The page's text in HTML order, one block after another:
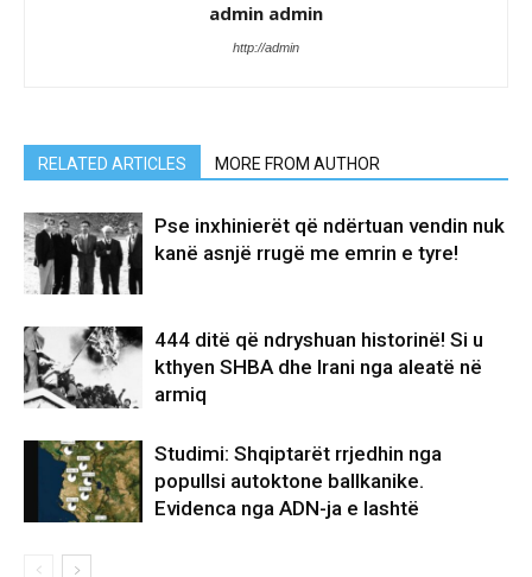
admin admin
http://admin
RELATED ARTICLES MORE FROM AUTHOR
Pse inxhinierët që ndërtuan vendin nuk
kanë asnjë rrugë me emrin e tyre!
444 ditë që ndryshuan historinë! Si u
kthyen SHBA dhe Irani nga aleatë në
armiq
Studimi: Shqiptarët rrjedhin nga
popullsi autoktone ballkanike.
Evidenca nga ADN-ja e lashtë